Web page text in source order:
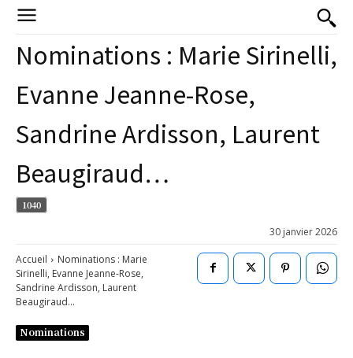
Nominations : Marie Sirinelli,
Evanne Jeanne-Rose,
Sandrine Ardisson, Laurent
Beaugiraud…
1040
30 janvier 2026
Accueil
Nominations : Marie
Sirinelli, Evanne Jeanne-Rose,
Sandrine Ardisson, Laurent
Beaugiraud...
Nominations